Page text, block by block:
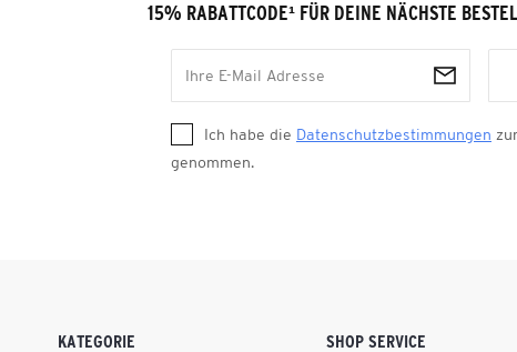
15% RABATTCODE¹FÜR DEINE NÄCHSTE
Ich habe die Datenschutzbestimmungen
genommen.
KATEGORIE SHOP SERVICE